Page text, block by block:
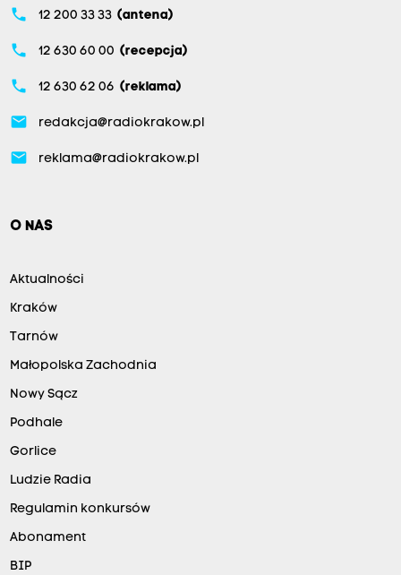
phone 12 200 33 33 (antena)
phone 12 630 60 00 (recepcja)
phone 12 630 62 06 (reklama)
email redakcja@radiokrakow.pl
email reklama@radiokrakow.pl
O NAS
Aktualności
Kraków
Tarnów
Małopolska Zachodnia
Nowy Sącz
Podhale
Gorlice
Ludzie Radia
Regulamin konkursów
Abonament
BIP